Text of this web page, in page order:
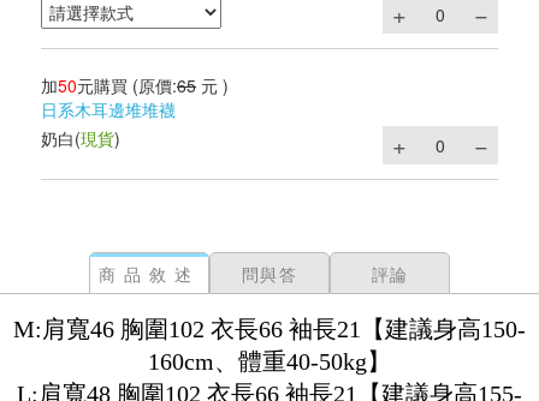
加50元購買 (原價:65 元 )
日系木耳邊堆堆襪
奶白(現貨)
商品敘述 問與答 評論